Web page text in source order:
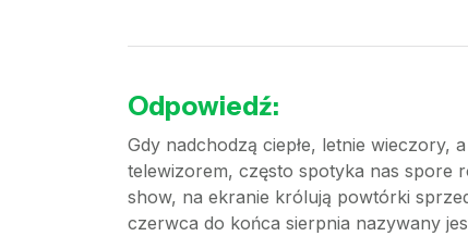
Odpowiedź:
Gdy nadchodzą ciepłe, letnie
telewizorem, często spotyka nas spore
show, na ekranie królują powtórki
czerwca do końca sierpnia nazywany